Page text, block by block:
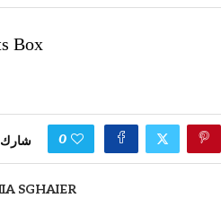
Box
شارك 0
SGHAIER